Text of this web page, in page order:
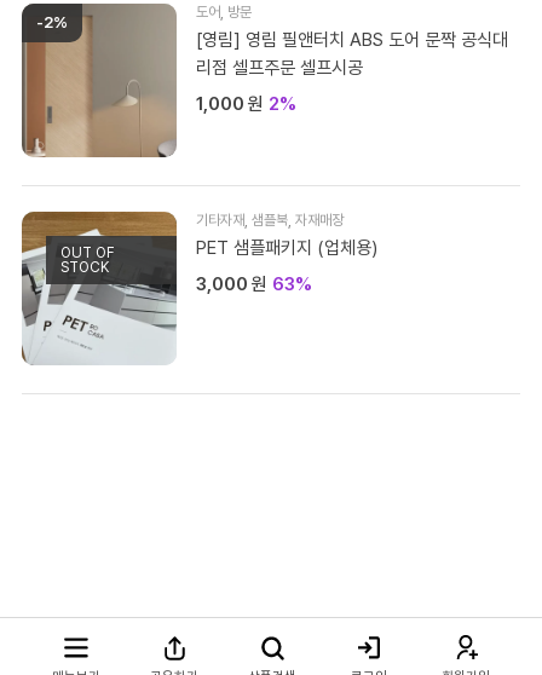
-2%
도어 방문
[영림] 영림 필앤터치 ABS 도어 문짝 공식대
리점 셀프주문 셀프시공
1,000 원 2%
OUT OF
STOCK
기타자재 ,샘플북 ,자재매장
PET 샘플패키지 (업체용)
3,000 원 63%
모바일 상담채널
평일 / 주말 / 공휴일 상담채널 (09:00 ~ 22:00)